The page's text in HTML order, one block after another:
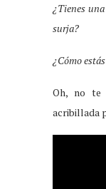
¿Tienes
surja?
¿Cómo
Oh, no
acribillada